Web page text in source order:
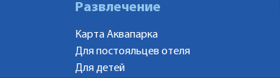
Развлечение
Карта Аквапарка
Для постояльцев отеля
Для детей